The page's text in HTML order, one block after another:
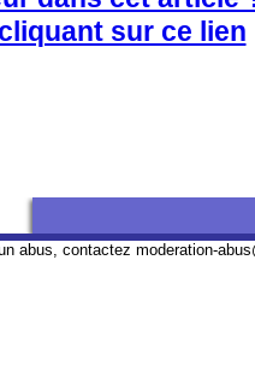
cliquant sur ce lien
abus, contactez moderation-